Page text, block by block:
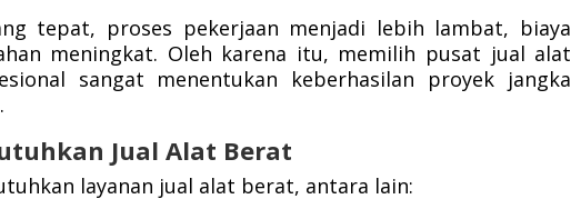
tepat, proses pekerjaan menjadi lebih lambat, biaya
meningkat. Oleh karena itu, memilih pusat jual alat
sangat menentukan keberhasilan proyek jangka
Jual Alat Berat
layanan jual alat berat, antara lain: